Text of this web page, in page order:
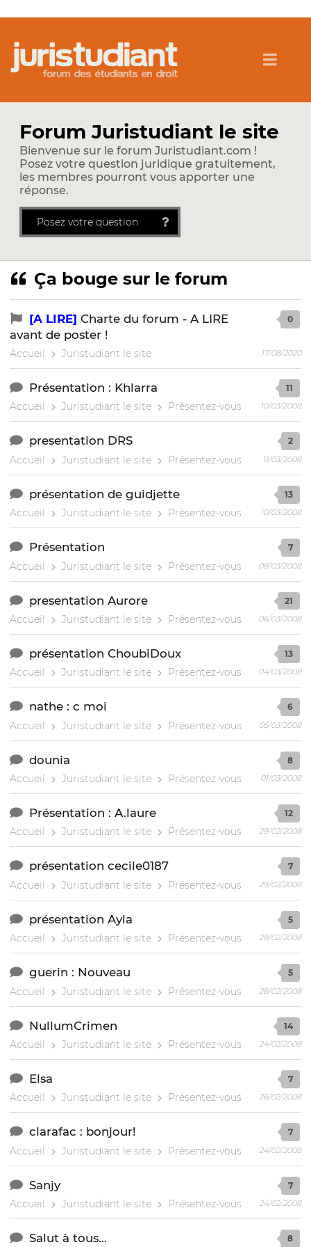
Forum Juristudiant le site
Bienvenue sur le forum Juristudiant.com !
Posez votre question juridique gratuitement,
les membres pourront vous apporter une
réponse.
Posez votre question
Ça bouge sur le forum
[A LIRE] Charte du forum - A LIRE
avant de poster !
Accueil Juristudiant le site
0
17/08/2020
Présentation : Khlarra
Accueil Juristudiant le site Présentez-vous
11
10/03/2008
presentation DRS
Accueil Juristudiant le site Présentez-vous
2
11/03/2008
présentation de guidjette
Accueil Juristudiant le site Présentez-vous
13
10/03/2008
Présentation
Accueil Juristudiant le site Présentez-vous
7
08/03/2008
presentation Aurore
Accueil Juristudiant le site Présentez-vous
21
06/03/2008
présentation ChoubiDoux
Accueil Juristudiant le site Présentez-vous
13
04/03/2008
nathe : c moi
Accueil Juristudiant le site Présentez-vous
6
05/03/2008
dounia
Accueil Juristudiant le site Présentez-vous
8
01/03/2008
Présentation : A.laure
Accueil Juristudiant le site Présentez-vous
12
29/02/2008
présentation cecile0187
Accueil Juristudiant le site Présentez-vous
7
29/02/2008
présentation Ayla
Accueil Juristudiant le site Présentez-vous
5
29/02/2008
guerin : Nouveau
Accueil Juristudiant le site Présentez-vous
5
28/02/2008
NullumCrimen
Accueil Juristudiant le site Présentez-vous
14
24/02/2008
Elsa
Accueil Juristudiant le site Présentez-vous
7
26/02/2008
clarafac : bonjour!
Accueil Juristudiant le site Présentez-vous
7
24/02/2008
Sanjy
Accueil Juristudiant le site Présentez-vous
7
24/02/2008
Salut à tous... 8